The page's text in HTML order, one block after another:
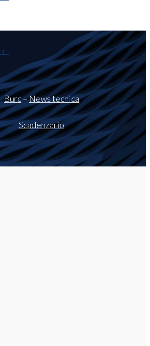
Burc–News tecnica
Scadenzario